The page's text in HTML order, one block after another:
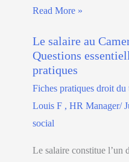
Read More »
Le salaire au
Questions
pratiques
Fiches pratiques droit
Louis F , HR Manager/
social
Le salaire constitue l’un